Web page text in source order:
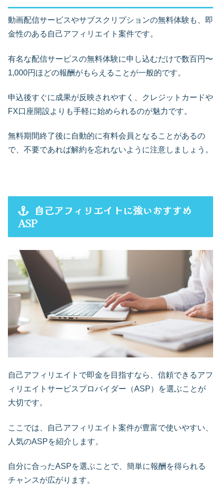
動画配信サービスやサブスクリプションの無料体験も、即
金性のある自己アフィリエイト案件です。
有名な配信サービスの無料体験に申し込むだけで数百円〜
1,000円ほどの報酬がもらえることが一般的です。
申込後すぐに成果が反映されやすく、クレジットカードや
FX口座開設よりも手軽に始められるのが魅力です。
無料期間終了後に自動的に有料会員となることがあるの
で、不要であれば解約を忘れないように注意しましょう。
自己アフィリエイトに強いおすすめ
ASP
自己アフィリエイトで即金を目指すなら、信頼できるアフ
ィリエイトサービスプロバイダー（ASP）を選ぶことが
大切です。
ここでは、自己アフィリエイト案件が豊富で使いやすい、
人気のASPを紹介します。
自分に合ったASPを選ぶことで、簡単に報酬を得られる
チャンスが広がります。